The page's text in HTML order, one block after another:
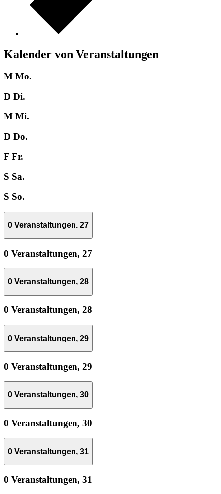
Kalender von Veranstaltungen
M Mo.
D Di.
M Mi.
D Do.
F Fr.
S Sa.
S So.
0 Veranstaltungen, 27
0 Veranstaltungen, 27
0 Veranstaltungen, 28
0 Veranstaltungen, 28
0 Veranstaltungen, 29
0 Veranstaltungen, 29
0 Veranstaltungen, 30
0 Veranstaltungen, 30
0 Veranstaltungen, 31
0 Veranstaltungen, 31